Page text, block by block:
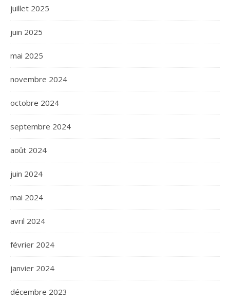
juillet 2025
juin 2025
mai 2025
novembre 2024
octobre 2024
septembre 2024
août 2024
juin 2024
mai 2024
avril 2024
février 2024
janvier 2024
décembre 2023